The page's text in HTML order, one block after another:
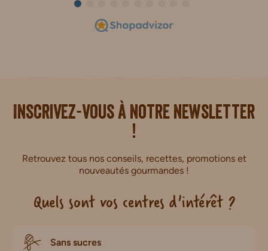
Inscrivez-vous à notre newsletter
!
Retrouvez tous nos conseils, recettes, promotions et
nouveautés gourmandes !
Quels sont vos centres d'intérêt ?
Sans sucres